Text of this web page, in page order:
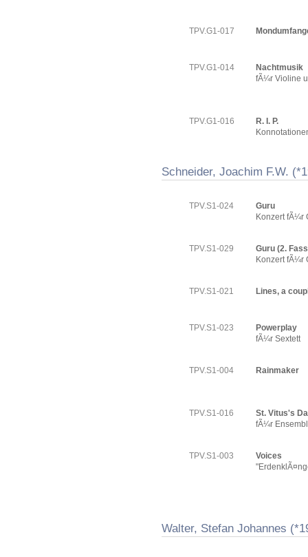
TPV.G1-017
TPV.G1-014
Nachtmusik
fÃ¼r Violine
TPV.G1-016
R. I. P.
Schneider, Joachim F.W.
TPV.S1-024
Guru
Konzert fÃ¼r
TPV.S1-029
Guru (2.
Konzert fÃ¼r
TPV.S1-021 Lines, a
TPV.S1-023
Powerplay
fÃ¼r Sextett
TPV.S1-004 Rainmaker
TPV.S1-016
St. Vitus's
fÃ¼r
TPV.S1-003
Voices
Walter, Stefan Johannes